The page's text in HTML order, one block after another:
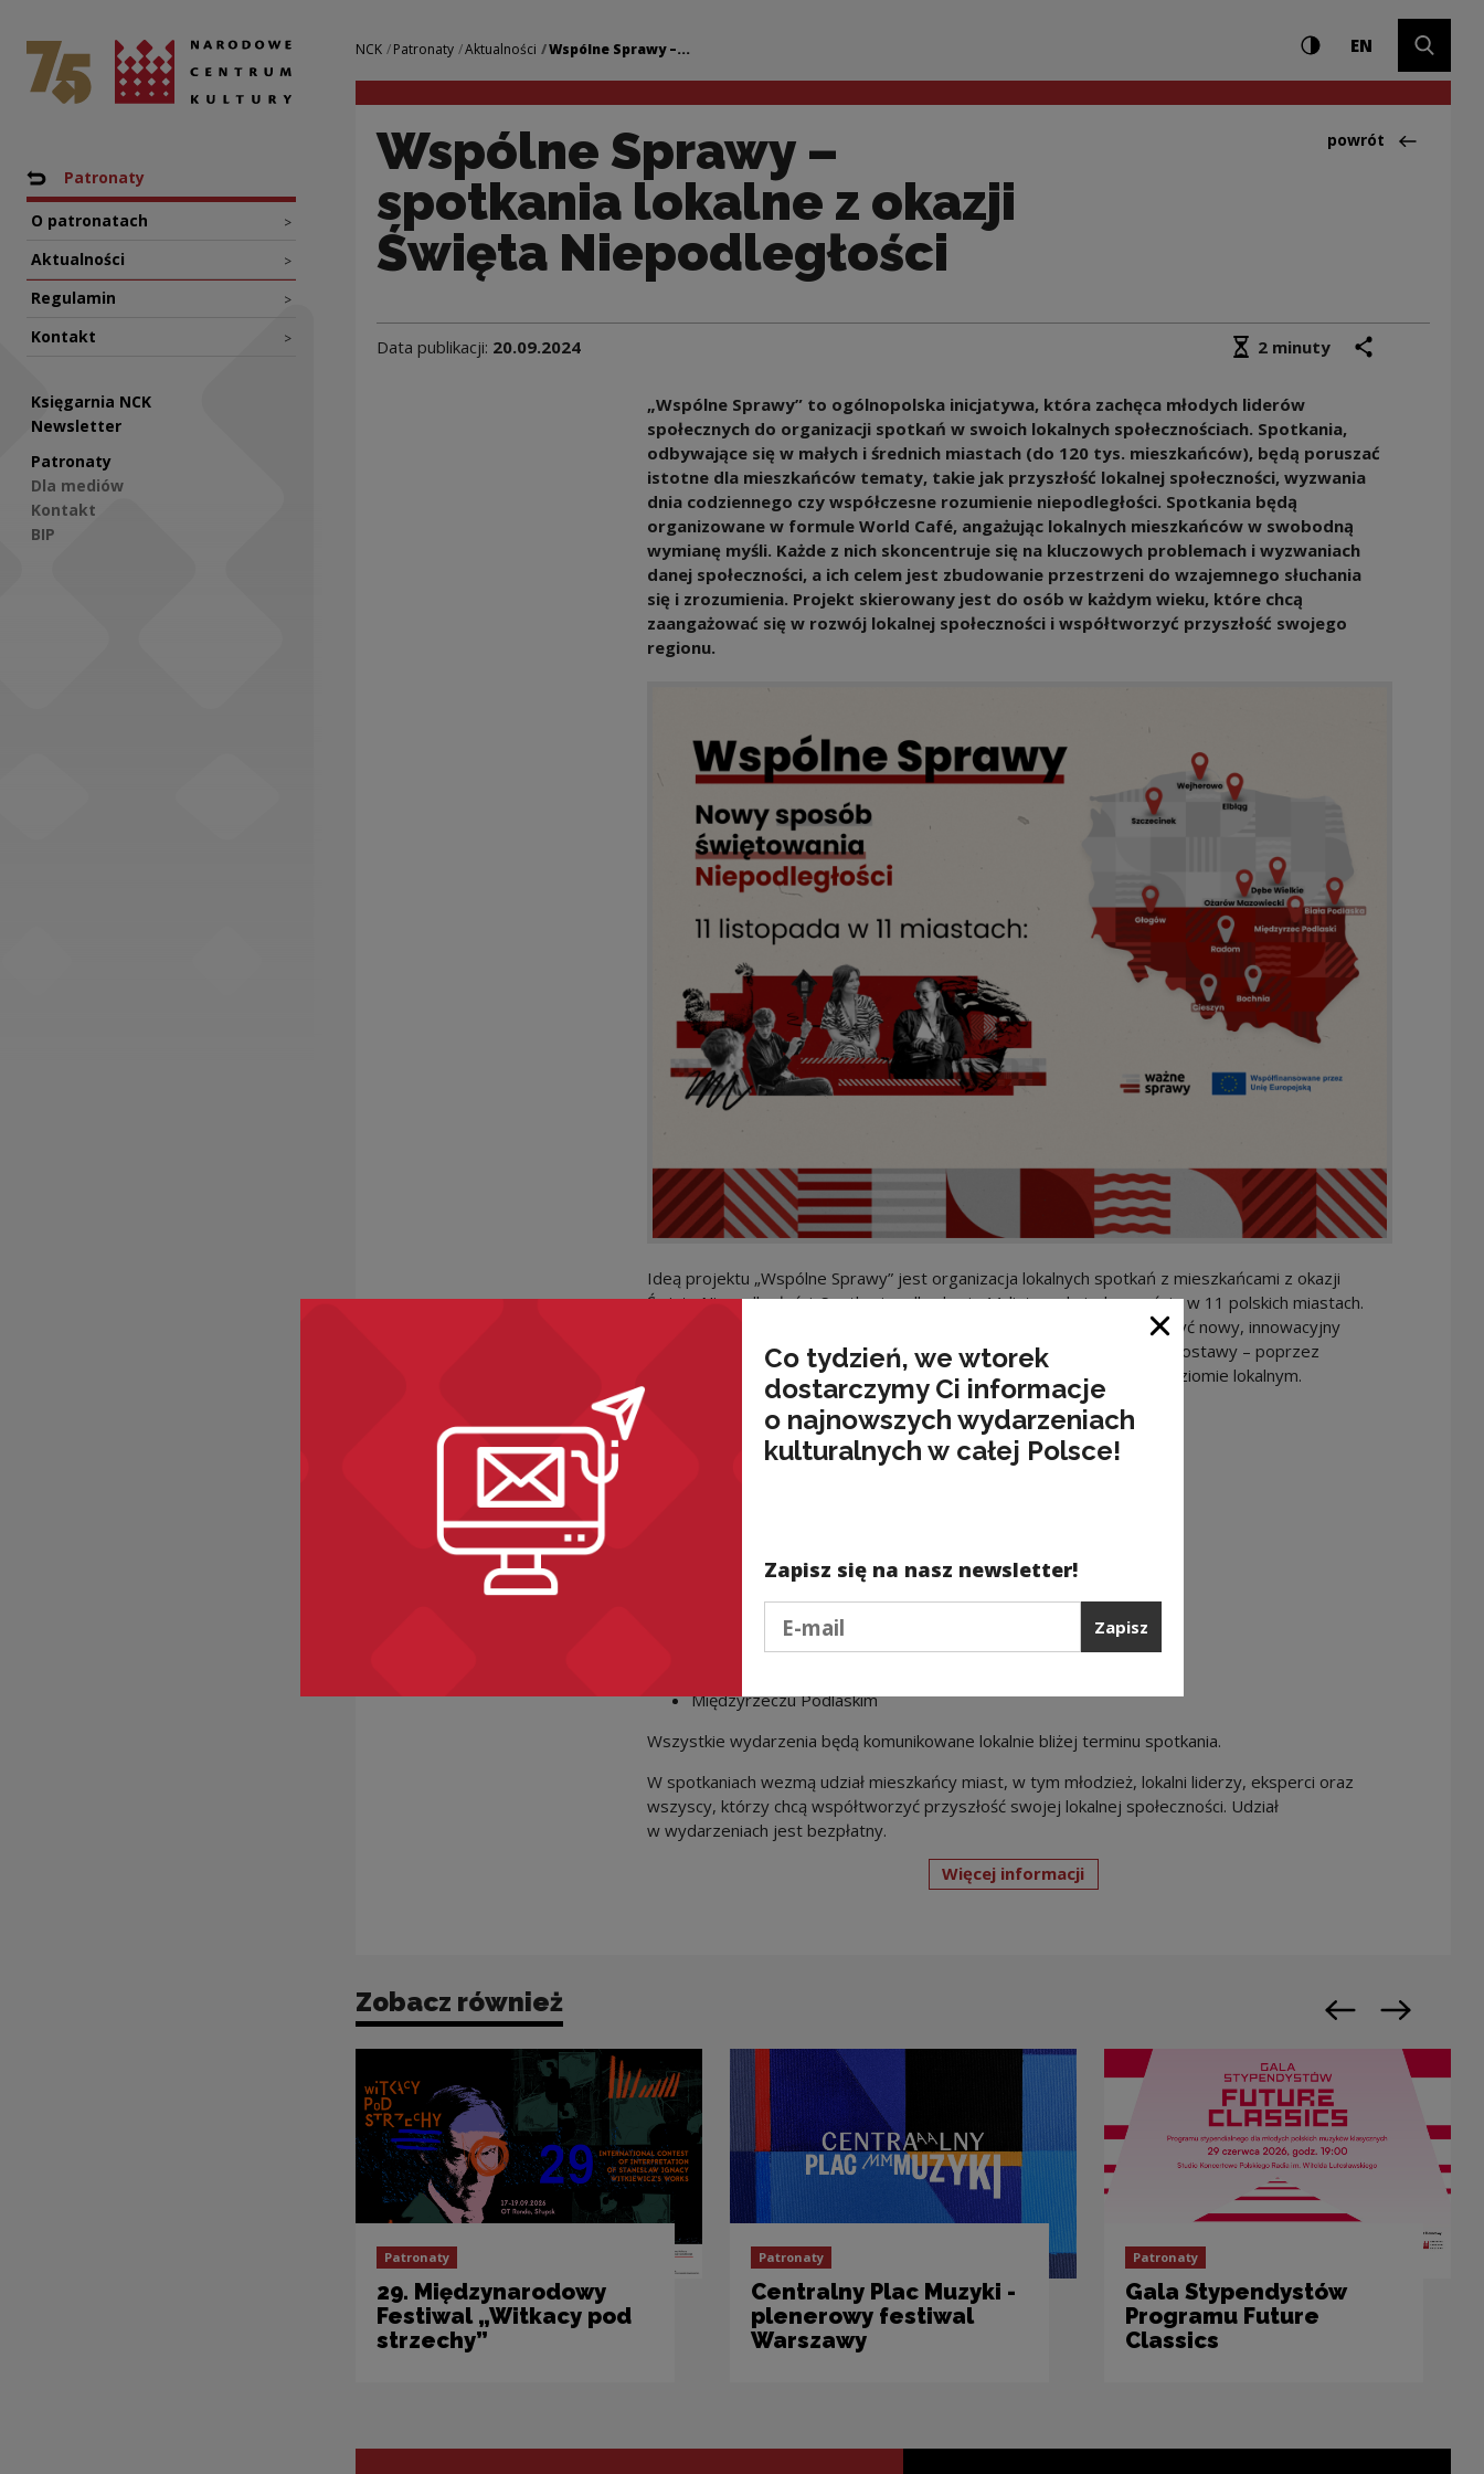
Wspólne Sprawy – spotkania lokalne z okazji Święta
Narodowe Centrum Kultury
Nawigacja
Powrót do: NCK
Patronaty
O patronatach >
Aktualności >
Regulamin >
Kontakt >
Księgarnia NCK
Newsletter
Patronaty
Dla mediów
Kontakt
BIP
Nawigacja
NCK Patronaty Aktualności Wspólne Sprawy –... Ustawienia iWysoki kontrast
ENCHANGE
Wspólne Sprawy –
spotkania lokalne z okazji
Święta Niepodległości
Powrót
powrót
Data publikacji: 20.09.2024 Średni czas czytania
2 minuty
„Wspólne Sprawy” to ogólnopolska inicjatywa, która zachęca młodych liderów
społecznych do organizacji spotkań w swoich lokalnych społecznościach. Spotkania,
odbywające się w małych i średnich miastach (do 120 tys. mieszkańców), będą poruszać
istotne dla mieszkańców tematy, takie jak przyszłość lokalnej społeczności, wyzwania
dnia codziennego czy współczesne rozumienie niepodległości. Spotkania będą
organizowane w formule World Café, angażując lokalnych mieszkańców w swobodną
wymianę myśli. Każde z nich skoncentruje się na kluczowych problemach i wyzwaniach
danej społeczności, a ich celem jest zbudowanie przestrzeni do wzajemnego słuchania
się i zrozumienia. Projekt skierowany jest do osób w każdym wieku, które chcą
zaangażować się w rozwój lokalnej społeczności i współtworzyć przyszłość swojego
regionu.
Ideą projektu „Wspólne Sprawy” jest organizacja lokalnych spotkań z mieszkańcami z okazji
Święta Niepodległości. Spotkania odbędą się 11 listopada jednocześnie w 11 polskich miastach.
W ten sposób, twórcy projektu (Fundacja Ważne Sprawy) chcą stworzyć nowy, innowacyjny
sposób obchodzenia Święta Niepodległości i wyrażania patriotycznej postawy – poprzez
refleksję nad kondycją lokalnej społeczności i przyszłością Polski na poziomie lokalnym.
Spotkania odbędą się w:
Ożarowie Mazowieckim
Białej Podlaskiej
Międzyrzeczu Podlaskim
Wszystkie wydarzenia będą komunikowane lokalnie bliżej terminu spotkania.
W spotkaniach wezmą udział mieszkańcy miast, w tym młodzież, lokalni liderzy, eksperci oraz
wszyscy, którzy chcą współtworzyć przyszłość swojej lokalnej społeczności. Udział
w wydarzeniach jest bezpłatny.
Więcej informacji
Zobacz również
Patronaty
29. Międzynarodowy
Festiwal „Witkacy pod
strzechy”
Patronaty
Centralny Plac Muzyki -
plenerowy festiwal
Warszawy
Patronaty
Gala Stypendystów
Programu Future
Classics
Poprzedni slajd
Następny
Zamknij okno
Co tydzień, we wtorek
dostarczymy Ci informacje
o najnowszych wydarzeniach
kulturalnych w całej Polsce!
Zapisz się na nasz newsletter!
Zapisz